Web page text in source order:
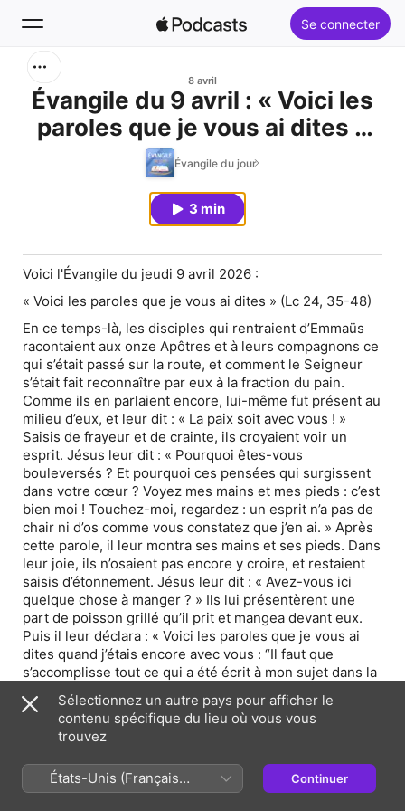
Se connecter
Accueil
8 avril
Évangile du 9 avril : « Voici les
paroles que je vous ai dites »
(Lc 24, 35-48)
Évangile du jour
3 min
Voici l'Évangile du jeudi 9 avril 2026 :
« Voici les paroles que je vous ai dites » (Lc 24, 35-48)
En ce temps-là, les disciples qui rentraient d’Emmaüs
racontaient aux onze Apôtres et à leurs compagnons ce
qui s’était passé sur la route, et comment le Seigneur
s’était fait reconnaître par eux à la fraction du pain.
Comme ils en parlaient encore, lui-même fut présent au
milieu d’eux, et leur dit : « La paix soit avec vous ! »
Saisis de frayeur et de crainte, ils croyaient voir un
esprit. Jésus leur dit : « Pourquoi êtes-vous
bouleversés ? Et pourquoi ces pensées qui surgissent
dans votre cœur ? Voyez mes mains et mes pieds : c’est
bien moi ! Touchez-moi, regardez : un esprit n’a pas de
chair ni d’os comme vous constatez que j’en ai. » Après
cette parole, il leur montra ses mains et ses pieds. Dans
leur joie, ils n’osaient pas encore y croire, et restaient
saisis d’étonnement. Jésus leur dit : « Avez-vous ici
quelque chose à manger ? » Ils lui présentèrent une
part de poisson grillé qu’il prit et mangea devant eux.
Puis il leur déclara : « Voici les paroles que je vous ai
dites quand j’étais encore avec vous : “Il faut que
s’accomplisse tout ce qui a été écrit à mon sujet dans la
loi de Moïse, les Prophètes et les Psaumes.” » Alors il
ouvrit leur intelligence à la compréhension des
Écritures. Il leur dit : « Ainsi est-il écrit que le Christ
souffrirait, qu’il ressusciterait d’entre les morts le
troisième jour, et que la conversion serait proclamée en
son nom, pour le pardon des péchés, à toutes les
nations, en commençant par Jérusalem. À vous d’en
Sélectionnez un autre pays pour afficher le
contenu spécifique du lieu où vous vous
trouvez
États-Unis (Français
France)
Continuer